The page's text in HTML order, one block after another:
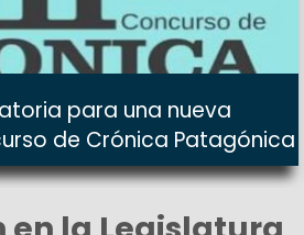
para una nueva
de Crónica Patagónica